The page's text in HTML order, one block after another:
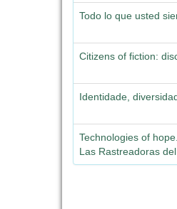
Todo lo que usted
Citizens of fiction:
Identidade,
Technologies of
Las Rastreadoras